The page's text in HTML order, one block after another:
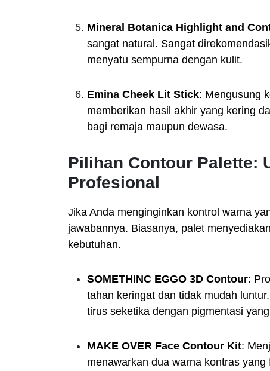
Mineral Botanica Highlight and
sangat natural. Sangat
menyatu sempurna dengan kulit.
Emina Cheek Lit Stick: Mengusung
memberikan hasil akhir yang kering
bagi remaja maupun dewasa.
Pilihan Contour Palette:
Profesional
Jika Anda menginginkan kontrol warna
jawabannya. Biasanya, palet
kebutuhan.
SOMETHINC EGGO 3D Contour:
tahan keringat dan tidak mudah
tirus seketika dengan pigmentasi
MAKE OVER Face Contour Kit:
menawarkan dua warna kontras